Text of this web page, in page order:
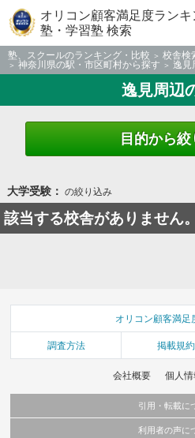
オリコン顧客満足度ランキ
塾・学習塾 検索
塾、スクールのランキング・比較
校舎検
神奈川県の駅・市区町村から探す
逸見
逸見周辺
目的から
大学受験： の絞り込み
該当する校舎がありません。
オリコン顧客満足
調査方法 掲載規約
会社概要 個人
引用・転載に
当サイトで公開されている情報（文字、写真、
利用者の声に